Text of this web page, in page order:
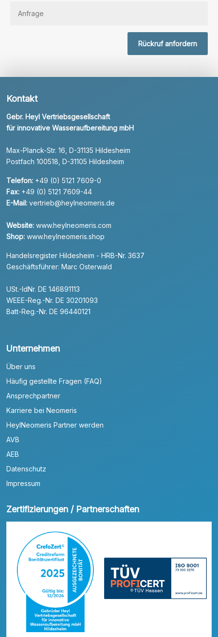
Rückruf anfordern
Kontakt
Gebr. Heyl Vertriebsgesellschaft
für innovative Wasseraufbereitung mbH
Max-Planck-Str. 16, D-31135 Hildesheim
Postfach 100518, D-31105 Hildesheim
Telefon: +49 (0) 5121 7609-0
Fax: +49 (0) 5121 7609-44
E-Mail: vertrieb@heylneomeris.de
Website: www.heylneomeris.com
Shop: www.heylneomeris.shop
Handelsregister Hildesheim - HRB-Nr. 3637
Geschäftsführer: Marc Osterwald
USt.-IdNr. DE 146891113
WEEE-Reg.-Nr. DE 30201093
Batt-Reg.-Nr. DE 96440121
Unternehmen
Über uns
Häufig gestellte Fragen (FAQ)
Ansprechpartner
Karriere bei Neomeris
HeylNeomeris Partner werden
AVB
AEB
Datenschutz
Impressum
Zertifizierungen / Partnerschaften